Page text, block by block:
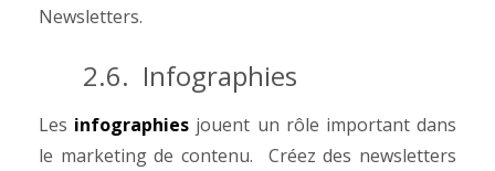
Newsletters.
2.6. Infographies
Les infographies jouent un rôle important dans
le marketing de contenu. Créez des newsletters